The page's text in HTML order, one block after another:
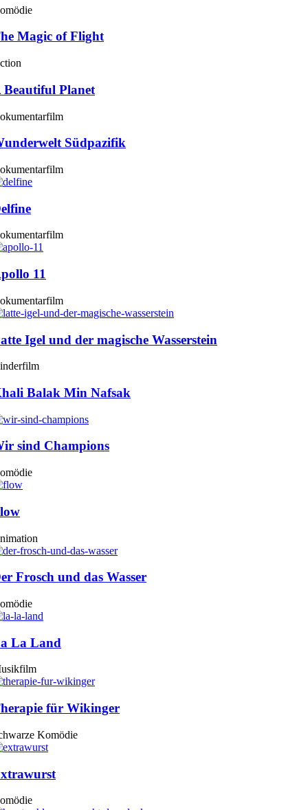
Magic of Flight
Beautiful Planet
Südpazifik
11
Igel und der magische Wasserstein
Balak Min Nafsak
sind Champions
Frosch und das Wasser
La Land
für Wikinger
Komödie